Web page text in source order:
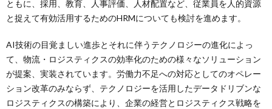
ともに、採用、教育、人事評価、人材配置など、従業員を人的資源
と捉えて有効活用するためのHRMについても検討を進めます。
AI技術の目覚ましい進歩とそれに伴うテクノロジーの進化によっ
て、物流・ロジスティクスの効率化のための様々なソリューション
が提案、実装されています。労働力不足への対応としてのオペレー
ション改革のみならず、テクノロジーを活用したデータドリブンな
ロジスティクスの構築により、企業の経営とロジスティクス戦略を